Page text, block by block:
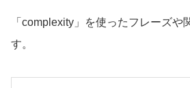
「complexity」を使ったフレーズや
す。